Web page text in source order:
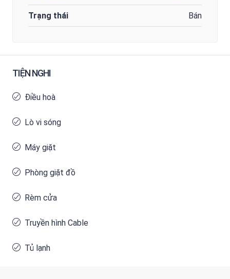
Trạng thái Bán
TIỆN NGHI
Điều hoà
Lò vi sóng
Máy giặt
Phòng giặt đồ
Rèm cửa
Truyền hình Cable
Tủ lạnh